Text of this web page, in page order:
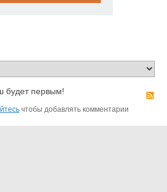
будет первым!
чтобы добавлять комментарии